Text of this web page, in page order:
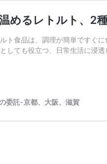
めるレトルト、2
ト食品は、調理が簡単ですぐ
しても役立つ、日常生活に浸
委託-京都、大阪、滋賀